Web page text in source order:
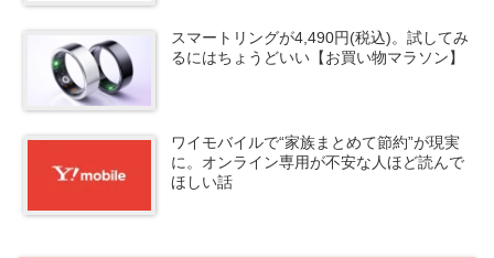
スマートリングが4,490円(税込)。試してみ
るにはちょうどいい【お買い物マラソン】
ワイモバイルで“家族まとめて節約”が現実
に。オンライン専用が不安な人ほど読んで
ほしい話